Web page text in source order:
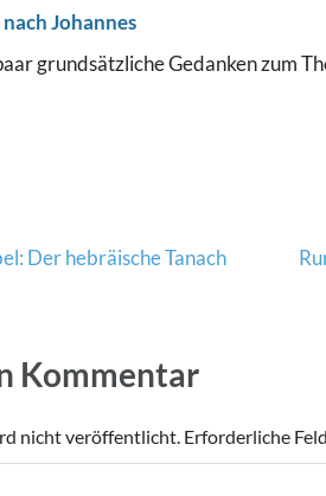
Johannes
grundsätzliche Gedanken zum
Der hebräische Tanach
Kommentar
nicht veröffentlicht. Erforderliche